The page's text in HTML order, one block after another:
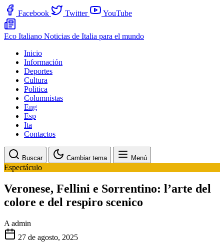
Facebook Twitter YouTube
Eco Italiano Noticias de Italia para el mundo
Inicio
Información
Deportes
Cultura
Politica
Columnistas
Eng
Esp
Ita
Contactos
Buscar Cambiar tema Menú
Espectáculo
Veronese, Fellini e Sorrentino: l’arte del
colore e del respiro scenico
A admin
27 de agosto, 2025